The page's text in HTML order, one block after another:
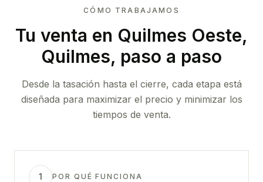
CÓMO TRABAJAMOS
Tu venta en Quilmes Oeste,
Quilmes, paso a paso
Desde la tasación hasta el cierre, cada etapa está
diseñada para maximizar el precio y minimizar los
tiempos de venta.
1 POR QUÉ FUNCIONA